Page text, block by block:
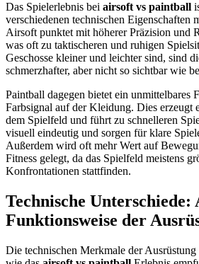
Das Spielerlebnis bei airsoft vs paintball
verschiedenen technischen Eigenschaften
Airsoft punktet mit höherer Präzision und
was oft zu taktischeren und ruhigen
Geschosse kleiner und leichter sind, sind
schmerzhafter, aber nicht so sichtbar wie
Paintball dagegen bietet ein unmittelbares
Farbsignal auf der Kleidung. Dies erzeugt
dem Spielfeld und führt zu schnelleren
visuell eindeutig und sorgen für klare
Außerdem wird oft mehr Wert auf
Fitness gelegt, da das Spielfeld meistens
Konfrontationen stattfinden.
Technische Unterschiede:
Funktionsweise der
Die technischen Merkmale der